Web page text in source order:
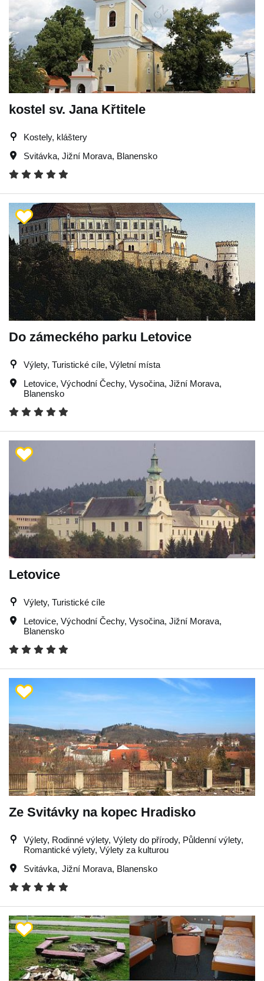
kostel sv. Jana Křtitele
Kostely, kláštery
Svitávka, Jižní Morava, Blanensko
Do zámeckého parku Letovice
Výlety, Turistické cíle, Výletní místa
Letovice, Východní Čechy, Vysočina, Jižní Morava,
Blanensko
Letovice
Výlety, Turistické cíle
Letovice, Východní Čechy, Vysočina, Jižní Morava,
Blanensko
Ze Svitávky na kopec Hradisko
Výlety, Rodinné výlety, Výlety do přírody, Půldenní výlety,
Romantické výlety, Výlety za kulturou
Svitávka, Jižní Morava, Blanensko